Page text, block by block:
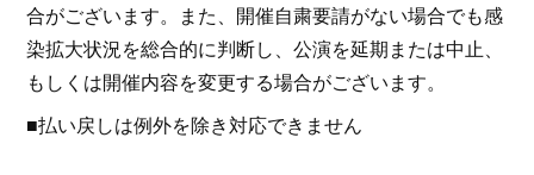
合がございます。また、開催自粛要請がない場合でも感
染拡大状況を総合的に判断し、公演を延期または中止、
もしくは開催内容を変更する場合がございます。
■払い戻しは例外を除き対応できません